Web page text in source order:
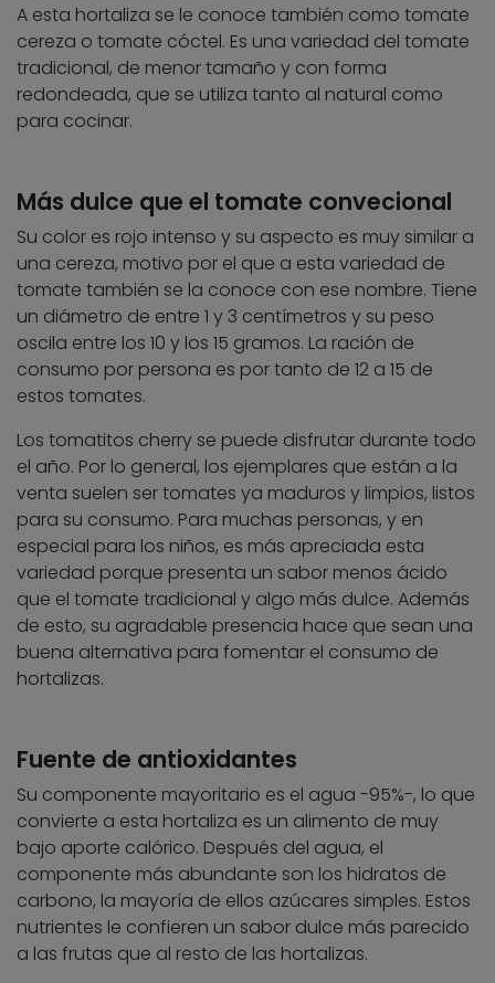
A esta hortaliza se le conoce también como tomate
cereza o tomate cóctel. Es una variedad del tomate
tradicional, de menor tamaño y con forma
redondeada, que se utiliza tanto al natural como
para cocinar.
Más dulce que el tomate convecional
Su color es rojo intenso y su aspecto es muy similar a
una cereza, motivo por el que a esta variedad de
tomate también se la conoce con ese nombre. Tiene
un diámetro de entre 1 y 3 centímetros y su peso
oscila entre los 10 y los 15 gramos. La ración de
consumo por persona es por tanto de 12 a 15 de
estos tomates.
Los tomatitos cherry se puede disfrutar durante todo
el año. Por lo general, los ejemplares que están a la
venta suelen ser tomates ya maduros y limpios, listos
para su consumo. Para muchas personas, y en
especial para los niños, es más apreciada esta
variedad porque presenta un sabor menos ácido
que el tomate tradicional y algo más dulce. Además
de esto, su agradable presencia hace que sean una
buena alternativa para fomentar el consumo de
hortalizas.
Fuente de antioxidantes
Su componente mayoritario es el agua -95%-, lo que
convierte a esta hortaliza es un alimento de muy
bajo aporte calórico. Después del agua, el
componente más abundante son los hidratos de
carbono, la mayoría de ellos azúcares simples. Estos
nutrientes le confieren un sabor dulce más parecido
a las frutas que al resto de las hortalizas.